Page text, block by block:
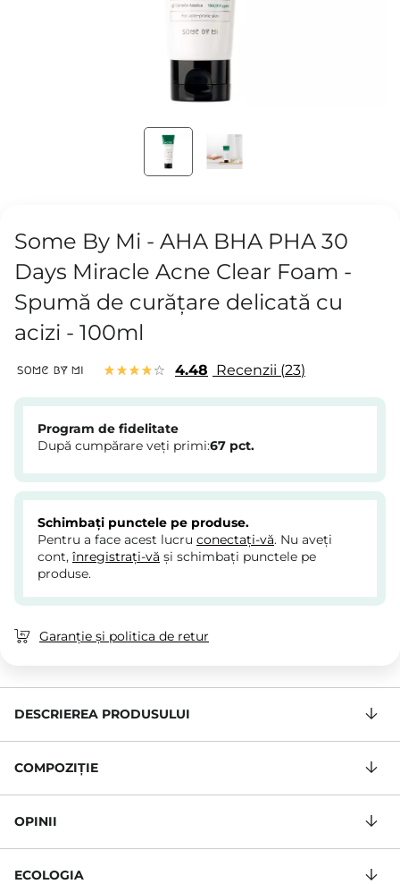
Some By Mi - AHA BHA PHA 30
Days Miracle Acne Clear Foam -
Spumă de curățare delicată cu
acizi - 100ml
4.48 Recenzii 23
Program de fidelitate
După cumpărare veți primi:67 pct.
Schimbați punctele pe produse.
Pentru a face acest lucru conectați-vă. Nu aveți
cont, înregistrați-vă și schimbați punctele pe
produse.
Garanție și politica de retur
DESCRIEREA PRODUSULUI
COMPOZIŢIE
OPINII
ECOLOGIA